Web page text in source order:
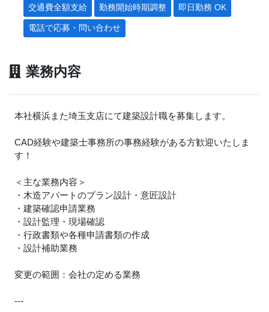
交通費全額支給 勤務開始時期調整 即日勤務 OK
電話で応募・問い合わせ
業務内容
本社横浜また埼玉支店にて建築設計職を募集します。
CAD経験や建築士事務所の事務経験がある方歓迎いたしま
す！
＜主な業務内容＞
・木造アパートのプラン設計・意匠設計
・建築確認申請業務
・設計監理・現場確認
・行政書類や各種申請書類の作成
・設計補助業務
変更の範囲：会社の定める業務
---